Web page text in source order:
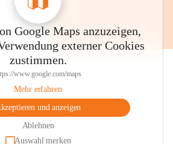
Google Maps anzuzeigen,
externer Cookies
zustimmen.
www.google.com/maps
Mehr erfahren
und anzeigen
Ablehnen
Auswahl merken